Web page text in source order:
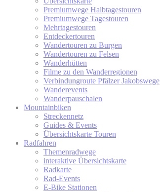
Premiumwege Halbtagestouren
Premiumwege Tagestouren
Mehrtagestouren
Entdeckertouren
Wandertouren zu Burgen
Wandertouren zu Felsen
Wanderhütten
Filme zu den Wanderregionen
Verbindungroute Pfälzer Jakobswege
Wanderevents
Wanderpauschalen
Mountainbiken
Streckennetz
Guides & Events
Übersichtskarte Touren
Radfahren
Themenradwege
interaktive Übersichtskarte
Radkarte
Rad-Events
E-Bike Stationen